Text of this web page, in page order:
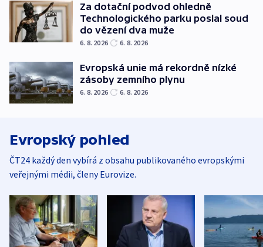
Za dotační podvod ohledně
Technologického parku poslal soud
do vězení dva muže
6. 8. 2026 6. 8. 2026
Evropská unie má rekordně nízké
zásoby zemního plynu
6. 8. 2026 6. 8. 2026
Evropský pohled
ČT24 každý den vybírá z obsahu publikovaného evropskými
veřejnými médii, členy Eurovize.